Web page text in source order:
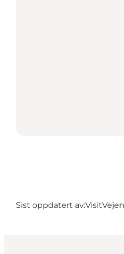
Sist oppdatert av:VisitVejen